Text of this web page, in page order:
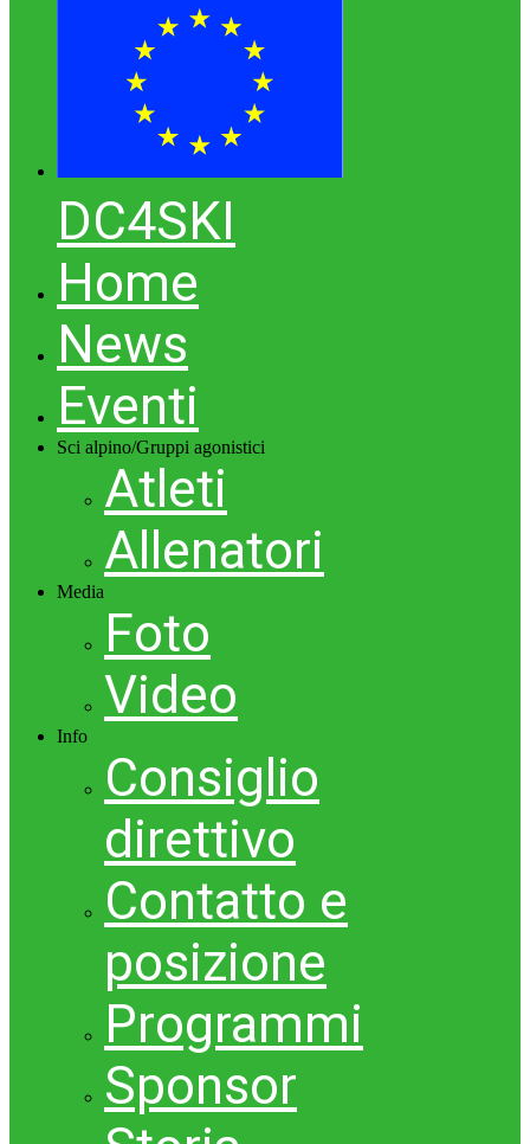
DC4SKI
Home
News
Eventi
Sci alpino/Gruppi agonistici
Atleti
Allenatori
Media
Foto
Video
Info
Consiglio
direttivo
Contatto e
posizione
Programmi
Sponsor